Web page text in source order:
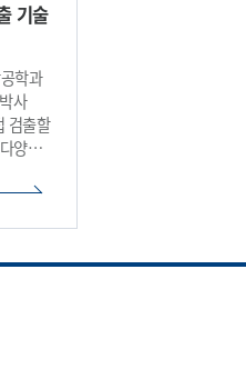
기술
사
검출할
폰
내에
일자